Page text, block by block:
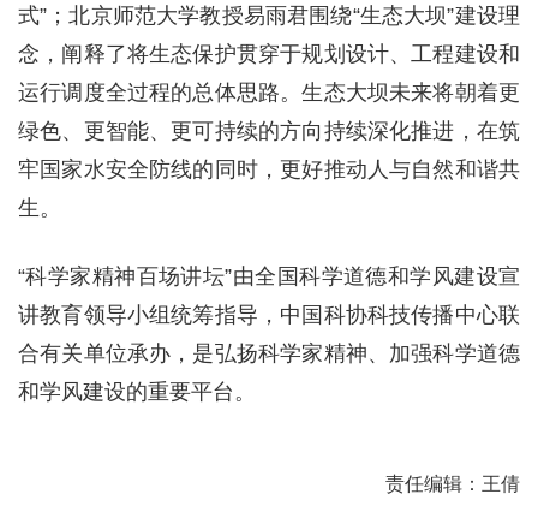
式”；北京师范大学教授易雨君围绕“生态大坝”建设理
念，阐释了将生态保护贯穿于规划设计、工程建设和
运行调度全过程的总体思路。生态大坝未来将朝着更
绿色、更智能、更可持续的方向持续深化推进，在筑
牢国家水安全防线的同时，更好推动人与自然和谐共
生。
“科学家精神百场讲坛”由全国科学道德和学风建设宣
讲教育领导小组统筹指导，中国科协科技传播中心联
合有关单位承办，是弘扬科学家精神、加强科学道德
和学风建设的重要平台。
责任编辑：王倩